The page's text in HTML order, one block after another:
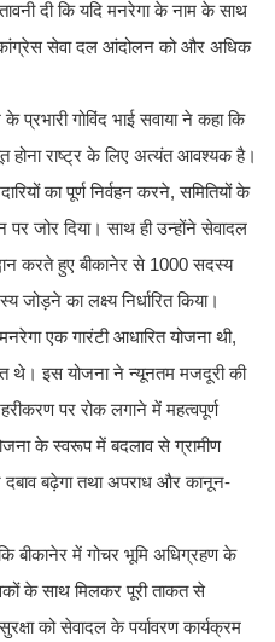
दी कि यदि मनरेगा के नाम के साथ
कांग्रेस सेवा दल आंदोलन को और अधिक
गोविंद भाई सवाया ने कहा कि
राष्ट्र के लिए अत्यंत आवश्यक है।
का पूर्ण निर्वहन करने, समितियों के
जोर दिया। साथ ही उन्होंने सेवादल
करते हुए बीकानेर से 1000 सदस्य
का लक्ष्य निर्धारित किया।
एक गारंटी आधारित योजना थी,
थे। इस योजना ने न्यूनतम मजदूरी की
पर रोक लगाने में महत्वपूर्ण
के स्वरूप में बदलाव से ग्रामीण
दबाव बढ़ेगा तथा अपराध और कानून-
कि बीकानेर में गोचर भूमि अधिग्रहण के
के साथ मिलकर पूरी ताकत से
को सेवादल के पर्यावरण कार्यक्रम